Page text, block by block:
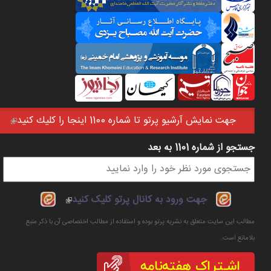
جهت نمايش آرشيو پرتو تا شماره 1100 اينجا را كليك كنيد
فرم جستجو
جستجو از شماره 1101 به بعد
جهت ورود به کانال پرتو کلیک کنید
(link is
external)
مطالب این سایت متعلق به نشریه پرتو بوده و استفاده از مطالب اختصاصی آن با ذکر منبع
بلامانع است.